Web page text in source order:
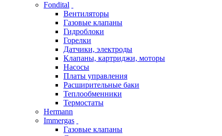
Fondital
Вентиляторы
Газовые клапаны
Гидроблоки
Горелки
Датчики, электроды
Клапаны, картриджи, моторы
Насосы
Платы управления
Расширительные баки
Теплообменники
Термостаты
Hermann
Immergas
Газовые клапаны